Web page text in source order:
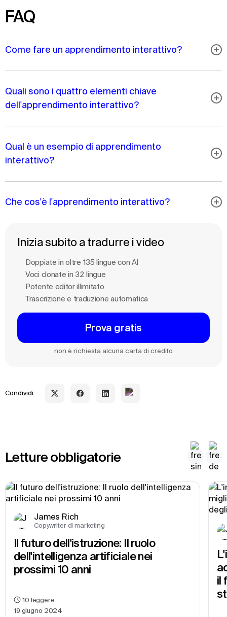
FAQ
Come fare un apprendimento interattivo?
Quali sono i quattro elementi chiave
dell'apprendimento interattivo?
Qual è un esempio di apprendimento
interattivo?
Che cos'è l'apprendimento interattivo?
Inizia subito a tradurre i video
Doppiate in oltre 135 lingue con Al
Voci clonate in 32 lingue
Potente editor illimitato
Trascrizione e traduzione automatica
Prova gratis
non è richiesta alcuna carta di credito
Condividi:
Letture obbligatorie
James Rich
Copywriter di marketing
Il futuro dell'istruzione: Il ruolo
dell'intelligenza artificiale nei
prossimi 10 anni
19 giugno 2024
10 leggere
il